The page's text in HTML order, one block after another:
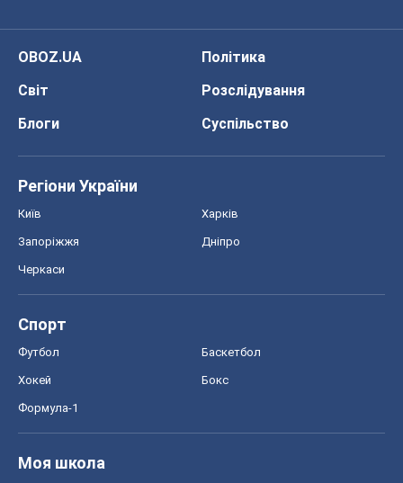
OBOZ.UA
Політика
Світ
Розслідування
Блоги
Суспільство
Регіони України
Київ Харків
Запоріжжя Дніпро
Черкаси
Спорт
Футбол Баскетбол
Хокей Бокс
Формула-1
Моя школа